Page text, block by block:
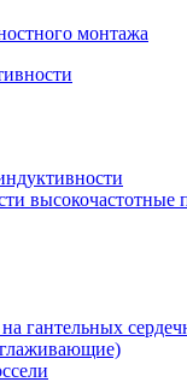
монтажа
гантельных